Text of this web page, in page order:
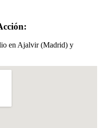
en Ajalvir (Madrid) y